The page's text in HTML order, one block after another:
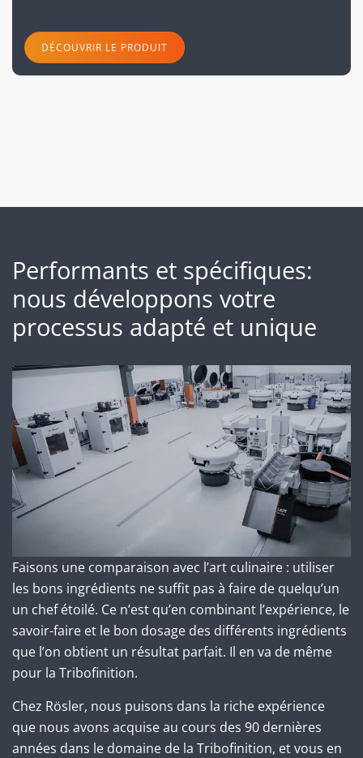
DÉCOUVRIR LE PRODUIT
Performants et spécifiques:
nous développons votre
processus adapté et unique
Faisons une comparaison avec l’art culinaire : utiliser
les bons ingrédients ne suffit pas à faire de quelqu’un
un chef étoilé. Ce n’est qu’en combinant l’expérience, le
savoir-faire et le bon dosage des différents ingrédients
que l’on obtient un résultat parfait. Il en va de même
pour la Tribofinition.
Chez Rösler, nous puisons dans la riche expérience
que nous avons acquise au cours des 90 dernières
années dans le domaine de la Tribofinition, et vous en